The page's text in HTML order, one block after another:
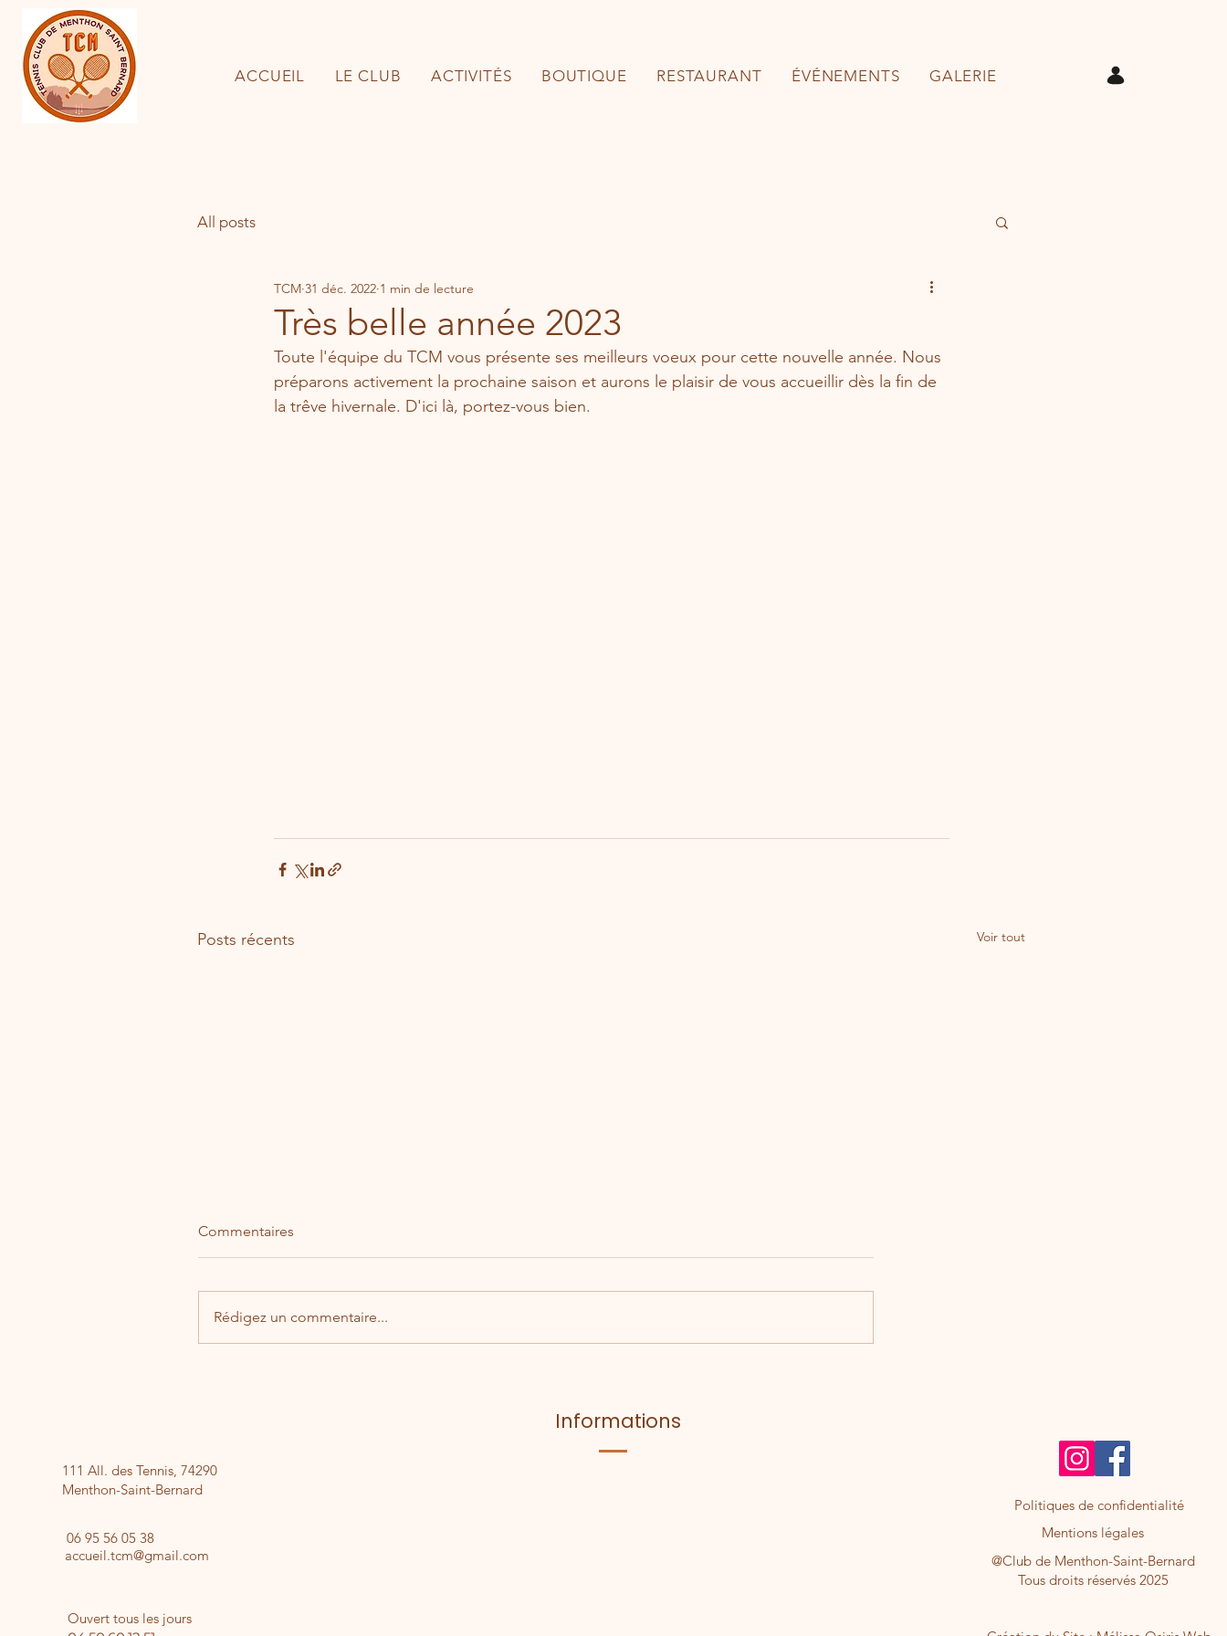
ACCUEIL LE CLUB ACTIVITÉS BOUTIQUE RESTAURANT ÉVÉNEMENTS GALERIE
All posts
Très belle année 2023
TCM 31 déc. 2022 1 min de lecture
Toute l'équipe du TCM vous présente ses meilleurs voeux pour cette nouvelle année. Nous
préparons activement la prochaine saison et aurons le plaisir de vous accueillir dès la fin de
la trêve hivernale. D'ici là, portez-vous bien.
Posts récents Voir tout
Galette de la mairie
Commentaires
Rédigez un commentaire...
Informations
111 All. des Tennis, 74290
Menthon-Saint-Bernard
​06 95 56 05 38
accueil.tcm@gmail.com
Ouvert tous les jours
Politiques de confidentialité
Mentions légales
@Club de Menthon-Saint-Bernard
Tous droits réservés 2025